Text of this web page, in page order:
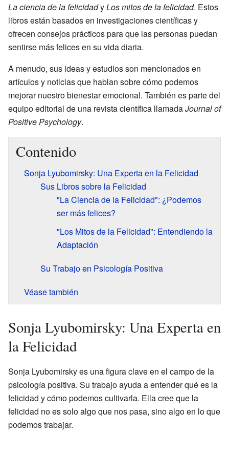
La ciencia de la felicidadyLos mitos de la felicidad. Estos
libros están basados en investigaciones científicas y
ofrecen consejos prácticos para que las personas puedan
sentirse más felices en su vida diaria.
A menudo, sus ideas y estudios son mencionados en
artículos y noticias que hablan sobre cómo podemos
mejorar nuestro bienestar emocional. También es parte del
equipo editorial de una revista científica llamadaJournal of
Positive Psychology.
Contenido
Sonja Lyubomirsky: Una Experta en la Felicidad
Sus Libros sobre la Felicidad
"La Ciencia de la Felicidad": ¿Podemos
ser más felices?
"Los Mitos de la Felicidad": Entendiendo la
Adaptación
Su Trabajo en Psicología Positiva
Véase también
Sonja Lyubomirsky: Una Experta en
la Felicidad
Sonja Lyubomirsky es una figura clave en el campo de la
psicología positiva. Su trabajo ayuda a entender qué es la
felicidad y cómo podemos cultivarla. Ella cree que la
felicidad no es solo algo que nos pasa, sino algo en lo que
podemos trabajar.